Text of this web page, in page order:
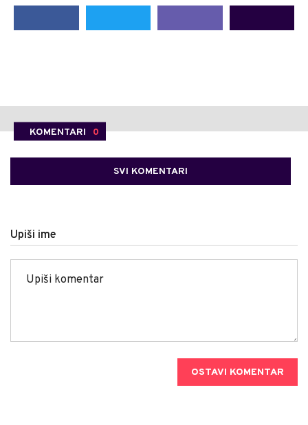
KOMENTARI 0
SVI KOMENTARI
Upiši ime
OSTAVI KOMENTAR